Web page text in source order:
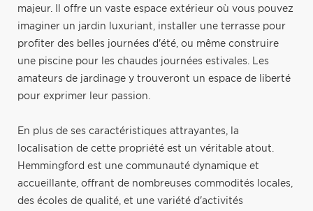
majeur. Il offre un vaste espace extérieur où vous pouvez
imaginer un jardin luxuriant, installer une terrasse pour
profiter des belles journées d'été, ou même construire
une piscine pour les chaudes journées estivales. Les
amateurs de jardinage y trouveront un espace de liberté
pour exprimer leur passion.
En plus de ses caractéristiques attrayantes, la
localisation de cette propriété est un véritable atout.
Hemmingford est une communauté dynamique et
accueillante, offrant de nombreuses commodités locales,
des écoles de qualité, et une variété d'activités